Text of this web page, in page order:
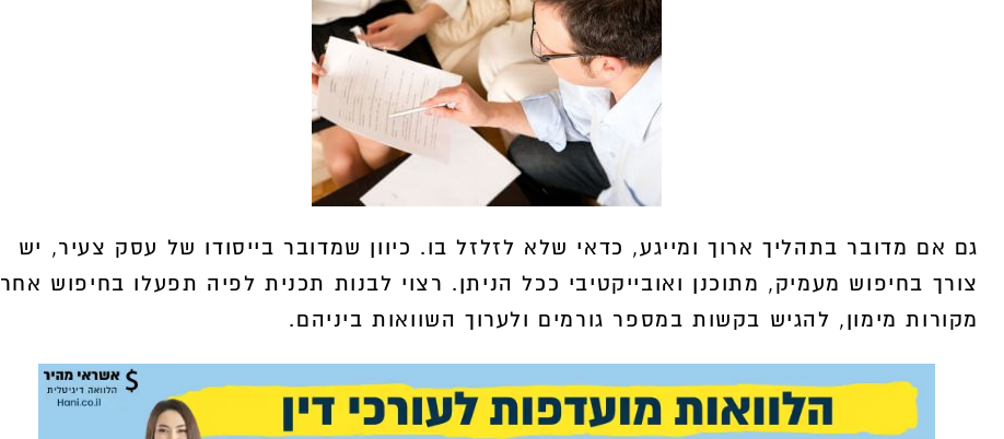
גם אם מדובר בתהליך ארוך ומייגע, כדאי שלא לזלזל בו. כיוון שמדובר בייסודו של עסק צעיר, יש
צורך בחיפוש מעמיק, מתוכנן ואובייקטיבי ככל הניתן. רצוי לבנות תכנית לפיה תפעלו בחיפוש אחר
מקורות מימון, להגיש בקשות במספר גורמים ולערוך השוואות ביניהם.